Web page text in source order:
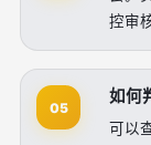
控审
05
如何
可以